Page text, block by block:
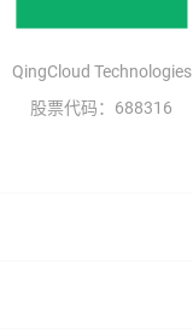
QingCloud Technologies
股票代码：688316